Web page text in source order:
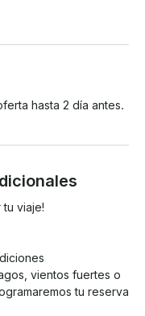
hasta 2 día antes.
tu viaje!
vientos fuertes o
tu reserva